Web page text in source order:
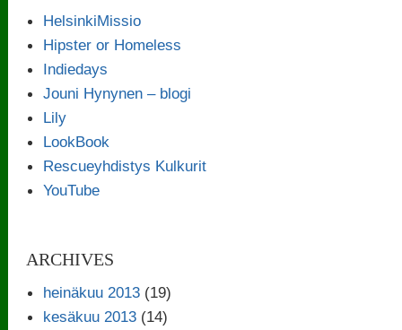
HelsinkiMissio
Hipster or Homeless
Indiedays
Jouni Hynynen – blogi
Lily
LookBook
Rescueyhdistys Kulkurit
YouTube
ARCHIVES
heinäkuu 2013 (19)
kesäkuu 2013 (14)